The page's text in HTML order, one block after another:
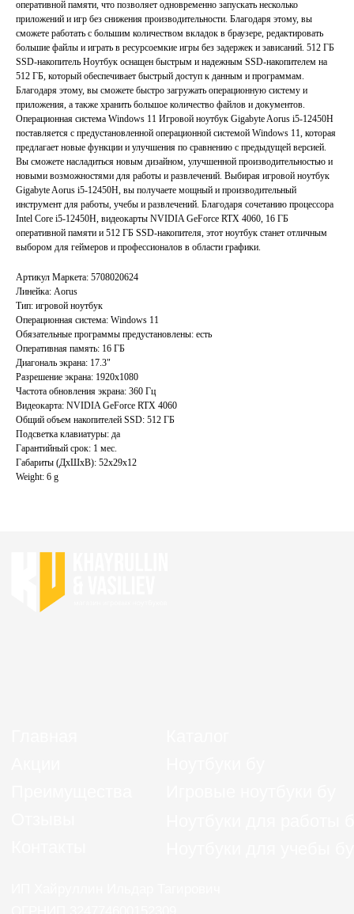
оперативной памяти, что позволяет одновременно запускать несколько
приложений и игр без снижения производительности. Благодаря этому, вы
сможете работать с большим количеством вкладок в браузере, редактировать
большие файлы и играть в ресурсоемкие игры без задержек и зависаний. 512 ГБ
SSD-накопитель Ноутбук оснащен быстрым и надежным SSD-накопителем на
512 ГБ, который обеспечивает быстрый доступ к данным и программам.
Благодаря этому, вы сможете быстро загружать операционную систему и
приложения, а также хранить большое количество файлов и документов.
Операционная система Windows 11 Игровой ноутбук Gigabyte Aorus i5-12450H
поставляется с предустановленной операционной системой Windows 11, которая
предлагает новые функции и улучшения по сравнению с предыдущей версией.
Вы сможете насладиться новым дизайном, улучшенной производительностью и
новыми возможностями для работы и развлечений. Выбирая игровой ноутбук
Gigabyte Aorus i5-12450H, вы получаете мощный и производительный
инструмент для работы, учебы и развлечений. Благодаря сочетанию процессора
Intel Core i5-12450H, видеокарты NVIDIA GeForce RTX 4060, 16 ГБ
оперативной памяти и 512 ГБ SSD-накопителя, этот ноутбук станет отличным
выбором для геймеров и профессионалов в области графики.
Артикул Маркета: 5708020624
Линейка: Aorus
Тип: игровой ноутбук
Операционная система: Windows 11
Обязательные программы предустановлены: есть
Оперативная память: 16 ГБ
Диагональ экрана: 17.3"
Разрешение экрана: 1920x1080
Частота обновления экрана: 360 Гц
Видеокарта: NVIDIA GeForce RTX 4060
Общий объем накопителей SSD: 512 ГБ
Подсветка клавиатуры: да
Гарантийный срок: 1 мес.
Габариты (ДхШхВ): 52x29x12
Weight: 6 g
Политика конфиденциальности
Согласие на обработку персональных данных
ИП Хайруллин Ильдар Тагирович
ОГРНИП 324774600152309
Главная
Акции
Контакты
Преимущества
Отзывы
Каталог
Игровые ноутбуки бу
Ноутбуки для работы бу